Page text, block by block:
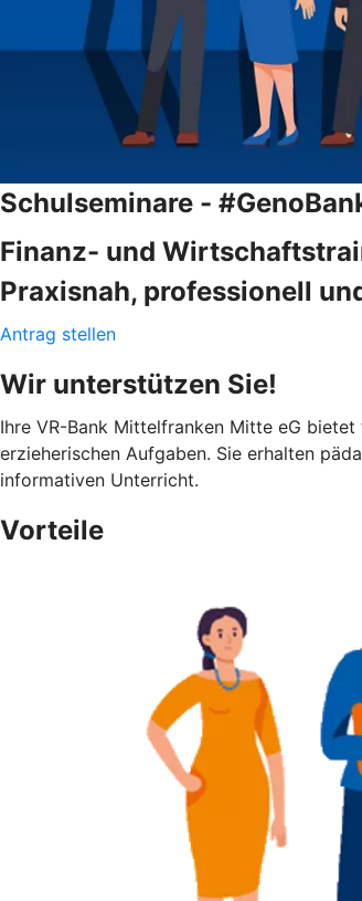
Schulseminare -
Finanz- und
Praxisnah, professionell
Antrag stellen
Wir unterstützen Sie!
Ihre VR-Bank Mittelfranken Mitte eG
erzieherischen Aufgaben. Sie erhalten
informativen Unterricht.
Vorteile